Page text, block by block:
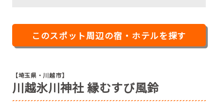
このスポット周辺の宿・ホテルを探す
【埼玉県・川越市】
川越氷川神社 縁むすび風鈴